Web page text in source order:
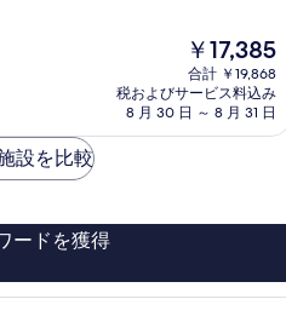
現
在
の
料
金
￥17,385
合計 ￥19,868
税およびサービス料込み
8 月 30 日 ～ 8 月 31 日
設を比較
ードを獲得